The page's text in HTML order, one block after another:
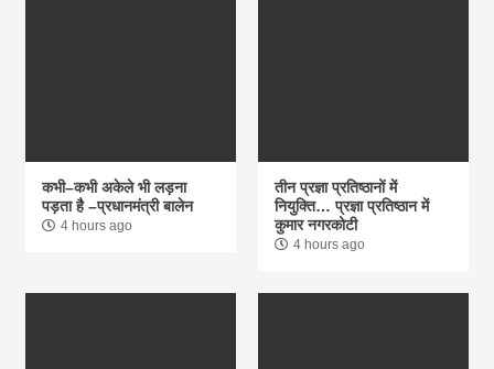
कभी–कभी अकेले भी लड़ना
पड़ता है –प्रधानमंत्री बालेन
4 hours ago
तीन प्रज्ञा प्रतिष्ठानों में
नियुक्ति… प्रज्ञा प्रतिष्ठान में
कुमार नगरकोटी
4 hours ago